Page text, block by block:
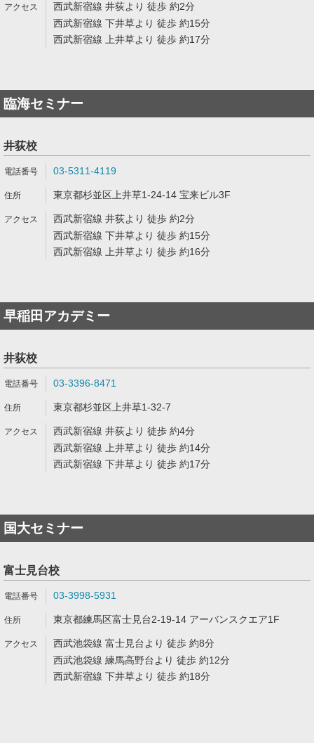
西武新宿線 井荻より 徒歩 約2分
西武新宿線 下井草より 徒歩 約15分
西武新宿線 上井草より 徒歩 約17分
臨海セミナー
井荻校
03-5311-4119
東京都杉並区上井草1-24-14 宝来ビル3F
西武新宿線 井荻より 徒歩 約2分
西武新宿線 下井草より 徒歩 約15分
西武新宿線 上井草より 徒歩 約16分
早稲田アカデミー
井荻校
03-3396-8471
東京都杉並区上井草1-32-7
西武新宿線 井荻より 徒歩 約4分
西武新宿線 上井草より 徒歩 約14分
西武新宿線 下井草より 徒歩 約17分
国大セミナー
富士見台校
03-3998-5931
東京都練馬区富士見台2-19-14 アーバンスクエア1F
西武池袋線 富士見台より 徒歩 約8分
西武池袋線 練馬高野台より 徒歩 約12分
西武新宿線 下井草より 徒歩 約18分